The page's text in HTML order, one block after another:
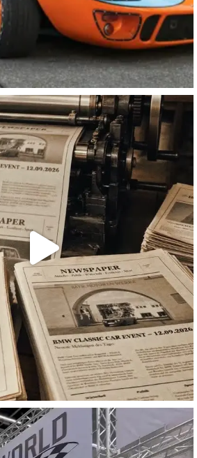
motorworld_zuerich
Juli 23
motorworld_zuerich
Juni 23